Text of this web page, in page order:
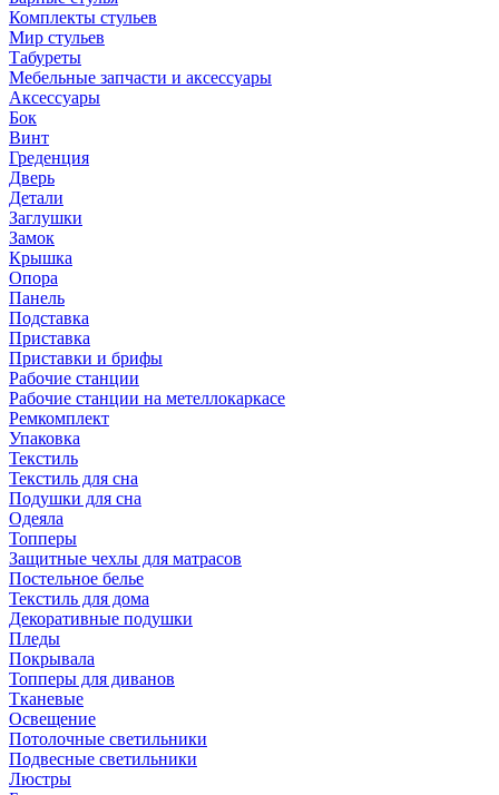
Комплекты стульев
Мир стульев
Табуреты
Мебельные запчасти и аксессуары
Аксессуары
Бок
Винт
Греденция
Дверь
Детали
Заглушки
Замок
Крышка
Опора
Панель
Подставка
Приставка
Приставки и брифы
Рабочие станции
Рабочие станции на метеллокаркасе
Ремкомплект
Упаковка
Текстиль
Текстиль для сна
Подушки для сна
Одеяла
Топперы
Защитные чехлы для матрасов
Постельное белье
Текстиль для дома
Декоративные подушки
Пледы
Покрывала
Топперы для диванов
Тканевые
Освещение
Потолочные светильники
Подвесные светильники
Люстры